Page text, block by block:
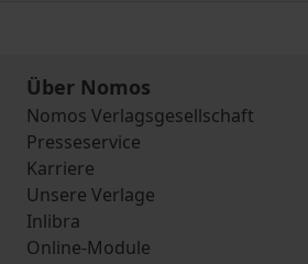
Über Nomos
Nomos Verlagsgesellschaft
Presseservice
Karriere
Unsere Verlage
Inlibra
Online-Module